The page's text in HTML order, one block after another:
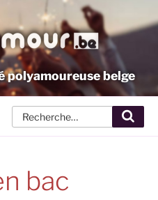
polyamoureuse belge
bac